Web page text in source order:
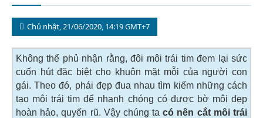
Chủ nhật, 21/06/2020, 14:19 GMT+7
Không thể phủ nhận rằng, đôi môi trái tim đem lại sức
cuốn hút đặc biệt cho khuôn mặt mỗi của người con
gái. Theo đó, phái đẹp đua nhau tìm kiếm những cách
tạo môi trái tim để nhanh chóng có được bờ môi đẹp
hoàn hảo, quyến rũ. Vậy chúng tacó nên cắt môi trái